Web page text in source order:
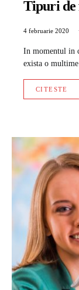
Tipuri de
4 februarie 2020
In momentul in
exista o
CITESTE